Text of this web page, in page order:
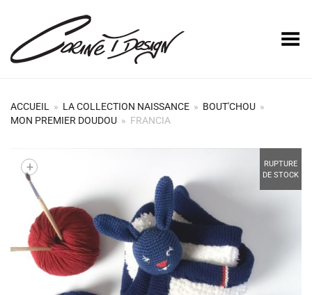
Basculer le menu
ACCUEIL » LA COLLECTION NAISSANCE » BOUT'CHOU »
MON PREMIER DOUDOU » FRANCIA
RUPTURE
DE STOCK
+